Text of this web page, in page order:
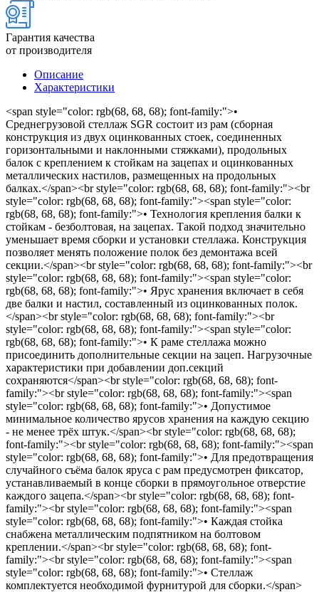
Гарантия качества
от производителя
Описание
Характеристики
<span style="color: rgb(68, 68, 68); font-family:">•
Среднегрузовой стеллаж SGR состоит из рам (сборная
конструкция из двух оцинкованных стоек, соединенных
горизонтальными и наклонными стяжками), продольных
балок с креплением к стойкам на зацепах и оцинкованных
металлических настилов, размещенных на продольных
балках.</span><br style="color: rgb(68, 68, 68); font-family:"><br
style="color: rgb(68, 68, 68); font-family:"><span style="color:
rgb(68, 68, 68); font-family:">• Технология крепления балки к
стойкам - безболтовая, на зацепах. Такой подход значительно
уменьшает время сборки и установки стеллажа. Конструкция
позволяет менять положение полок без демонтажа всей
секции.</span><br style="color: rgb(68, 68, 68); font-family:"><br
style="color: rgb(68, 68, 68); font-family:"><span style="color:
rgb(68, 68, 68); font-family:">• Ярус хранения включает в себя
две балки и настил, составленный из оцинкованных полок.
</span><br style="color: rgb(68, 68, 68); font-family:"><br
style="color: rgb(68, 68, 68); font-family:"><span style="color:
rgb(68, 68, 68); font-family:">• К раме стеллажа можно
присоединить дополнительные секции на зацеп. Нагрузочные
характеристики при добавлении доп.секций
сохраняются</span><br style="color: rgb(68, 68, 68); font-
family:"><br style="color: rgb(68, 68, 68); font-family:"><span
style="color: rgb(68, 68, 68); font-family:">• Допустимое
минимальное количество ярусов хранения на каждую секцию
- не менее трёх штук.</span><br style="color: rgb(68, 68, 68);
font-family:"><br style="color: rgb(68, 68, 68); font-family:"><span
style="color: rgb(68, 68, 68); font-family:">• Для предотвращения
случайного съёма балок яруса с рам предусмотрен фиксатор,
устанавливаемый в конце сборки в прямоугольное отверстие
каждого зацепа.</span><br style="color: rgb(68, 68, 68); font-
family:"><br style="color: rgb(68, 68, 68); font-family:"><span
style="color: rgb(68, 68, 68); font-family:">• Каждая стойка
снабжена металлическим подпятником на болтовом
креплении.</span><br style="color: rgb(68, 68, 68); font-
family:"><br style="color: rgb(68, 68, 68); font-family:"><span
style="color: rgb(68, 68, 68); font-family:">• Стеллаж
комплектуется необходимой фурнитурой для сборки.</span>